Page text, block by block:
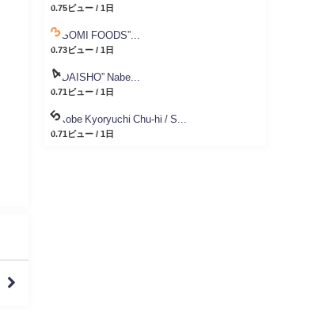
0.75ビュー / 1日
“SOMI FOODS”...
0.73ビュー / 1日
“DAISHO” Nabe...
0.71ビュー / 1日
Kobe Kyoryuchi Chu-hi / S...
0.71ビュー / 1日